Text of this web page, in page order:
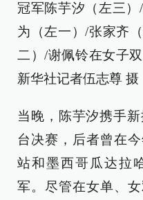
冠军陈芋汐（左三
为（左一）/张家齐
二）/谢佩铃在女子
新华社记者伍志尊 摄
当晚，陈芋汐携手
台决赛，后者曾在
站和墨西哥瓜达拉
军。尽管在女单、